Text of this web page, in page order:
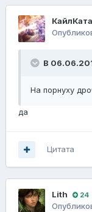
В
На порнуху
да
Цитата
Lith 24